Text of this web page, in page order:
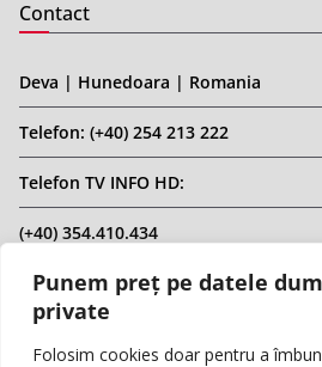
Punem preț pe datele
private
Folosim cookies doar pentru a
Contact
Deva | Hunedoara | Romania
Telefon: (+40) 254 213 222
Telefon TV INFO HD:
(+40) 354.410.434
Email: infohd20@gmail.com
Website: www.replicahd.ro